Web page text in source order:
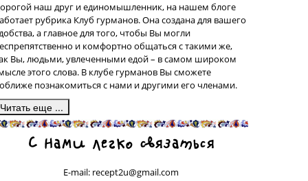
наш друг и единомышленник, на нашем блоге
рубрика Клуб гурманов. Она создана для вашего
а главное для того, чтобы Вы могли
и комфортно общаться с такими же,
Вы, людьми, увлеченными едой – в самом широком
этого слова. В клубе гурманов Вы сможете
познакомиться с нами и другими его членами.
в подрубрике «Сделано на моей кухне» у вас будет
прекрасная возможность поделиться со всеми рецептами
блюд, которые были сделаны вашими собственными
рецепт с фотографией приготовленного Вами блюда
С нами легко связаться
E-mail: recept2u@gmail.com